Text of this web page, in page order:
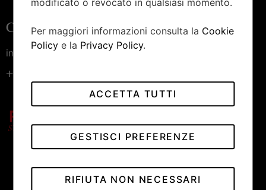
Contattaci
info@piccininiorologiai.it
+39 0376 222 190
modificato o revocato in qualsiasi momento.
Per maggiori informazioni consulta la Cookie
Policy e la Privacy Policy.
RIFIUTA NON NECESSARI
GESTISCI PREFERENZE
ACCETTA TUTTI